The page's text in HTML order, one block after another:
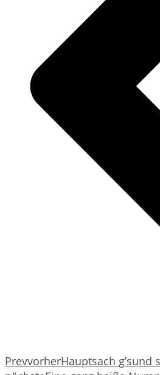
PrevvorherHauptsach g’sund